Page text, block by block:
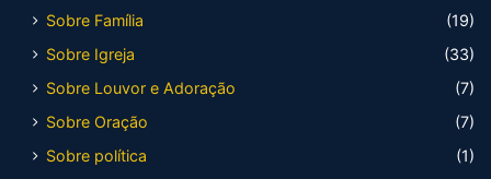
Sobre Família
(19)
Sobre Igreja
(33)
Sobre Louvor e Adoração
(7)
Sobre Oração
(7)
Sobre política
(1)